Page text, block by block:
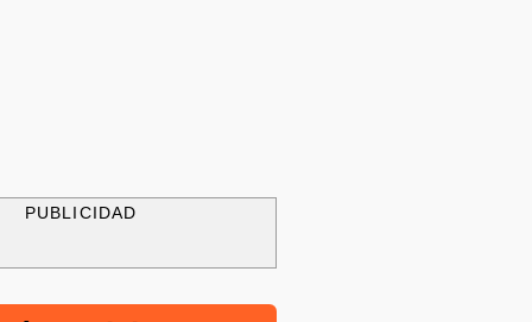
PUBLICIDAD